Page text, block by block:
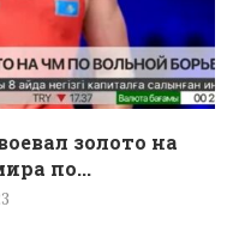
золото на
по...